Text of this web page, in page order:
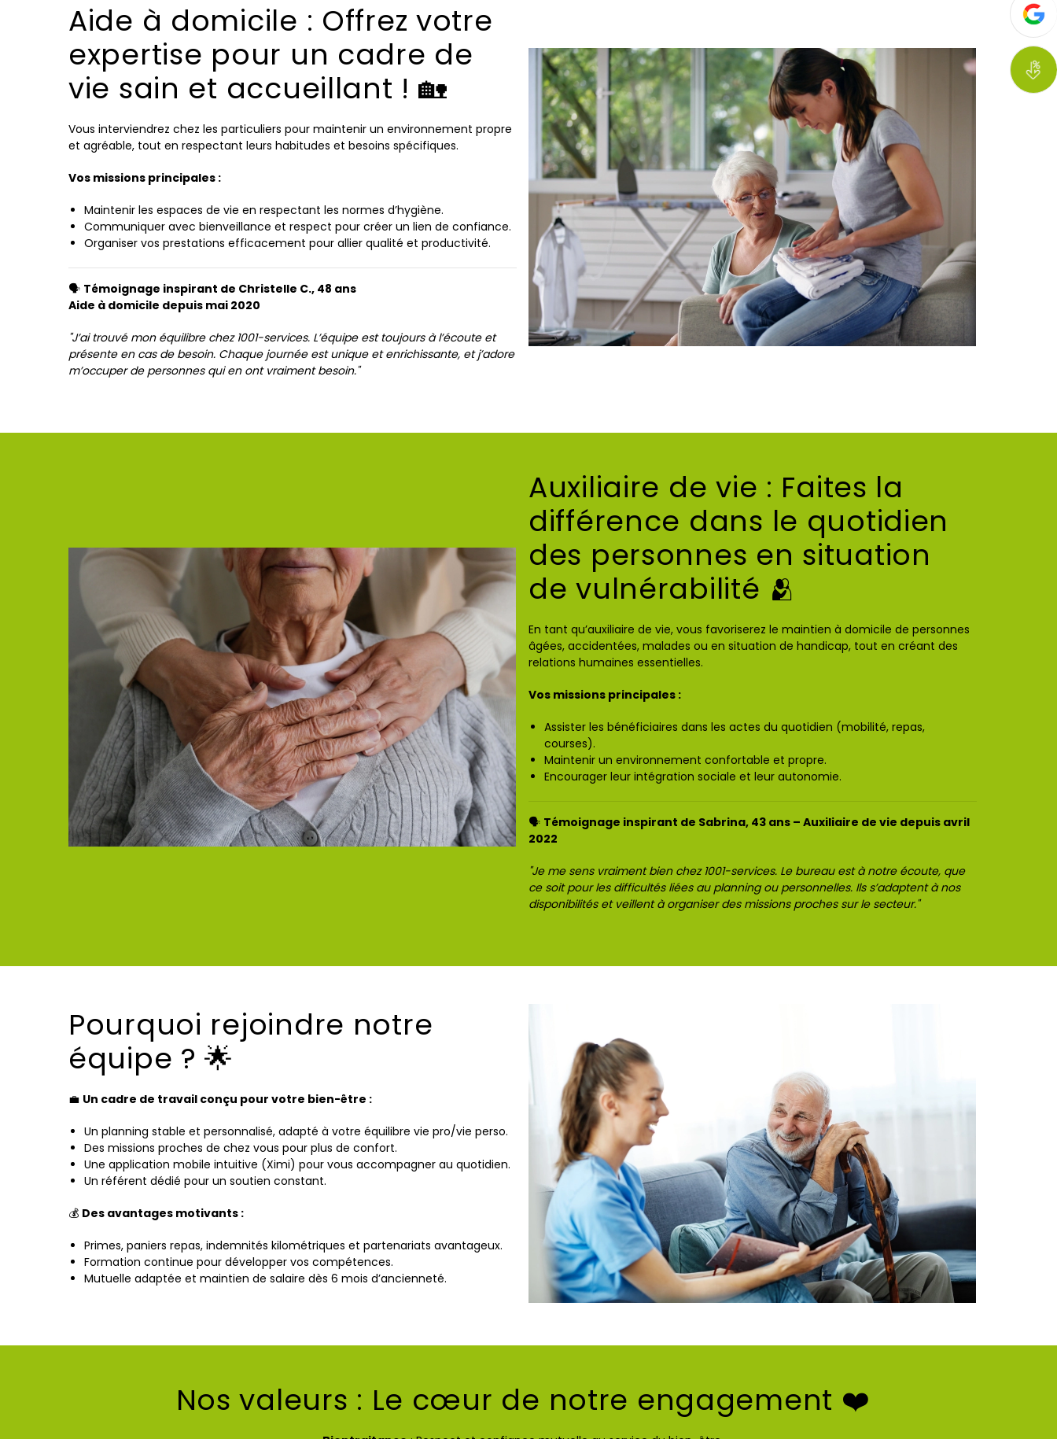
Aide à domicile : Offrez votre
expertise pour un cadre de
vie sain et accueillant ! 🏡
Vous interviendrez chez les particuliers pour maintenir un environnement propre
et agréable, tout en respectant leurs habitudes et besoins spécifiques.
Vos missions principales :
Maintenir les espaces de vie en respectant les normes d’hygiène.
Communiquer avec bienveillance et respect pour créer un lien de confiance.
Organiser vos prestations efficacement pour allier qualité et productivité.
🗣️ Témoignage inspirant de Christelle C., 48 ans
Aide à domicile depuis mai 2020
"J’ai trouvé mon équilibre chez 1001-services. L’équipe est toujours à l’écoute et
présente en cas de besoin. Chaque journée est unique et enrichissante, et j’adore
m’occuper de personnes qui en ont vraiment besoin."
Auxiliaire de vie : Faites la
différence dans le quotidien
des personnes en situation
de vulnérabilité 🫂
En tant qu’auxiliaire de vie, vous favoriserez le maintien à domicile de personnes
âgées, accidentées, malades ou en situation de handicap, tout en créant des
relations humaines essentielles.
Vos missions principales :
Assister les bénéficiaires dans les actes du quotidien (mobilité, repas,
courses).
Maintenir un environnement confortable et propre.
Encourager leur intégration sociale et leur autonomie.
🗣️ Témoignage inspirant de Sabrina, 43 ans – Auxiliaire de vie depuis avril
2022
"Je me sens vraiment bien chez 1001-services. Le bureau est à notre écoute, que
ce soit pour les difficultés liées au planning ou personnelles. Ils s’adaptent à nos
disponibilités et veillent à organiser des missions proches sur le secteur."
Pourquoi rejoindre notre
équipe ? 🌟
💼 Un cadre de travail conçu pour votre bien-être :
Un planning stable et personnalisé, adapté à votre équilibre vie pro/vie perso.
Des missions proches de chez vous pour plus de confort.
Une application mobile intuitive (Ximi) pour vous accompagner au quotidien.
Un référent dédié pour un soutien constant.
💰 Des avantages motivants :
Primes, paniers repas, indemnités kilométriques et partenariats avantageux.
Formation continue pour développer vos compétences.
Mutuelle adaptée et maintien de salaire dès 6 mois d’ancienneté.
Nos valeurs : Le cœur de notre engagement ❤️